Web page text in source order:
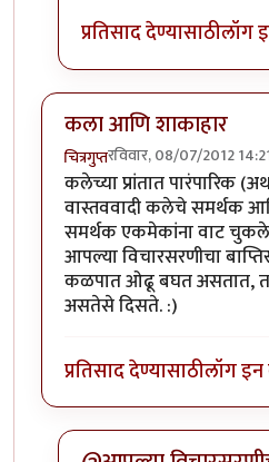
प्रतिसाद देण्यासाठीलॉग
कला आणि शाकाहार
चित्रगुप्तरविवार, 08/07/2012
कलेच्या प्रांतात पारंपारिक
वास्तववादी कलेचे समर्थक
समर्थक एकमेकांना वाट
आपल्या विचारसरणीचा
कळपात ओढू बघत असतात,
असतेसे दिसते. :)
प्रतिसाद देण्यासाठीलॉग इन